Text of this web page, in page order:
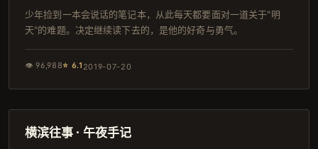
少年捡到一本会说话的笔记本，从此每天都要面对一道关于"明
天"的难题。决定继续读下去的，是他的好奇与勇气。
👁96,988⭐ 6.1 2019-07-20
完结
横滨往事 · 午夜手记